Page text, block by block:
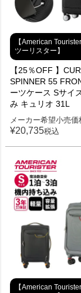
【American
ツーリスター】
【25％OFF 】
SPINNER 55
ーツケース Sサイ
み キュリオ 31L
メーカー希望小売価
¥20,735税込
【American